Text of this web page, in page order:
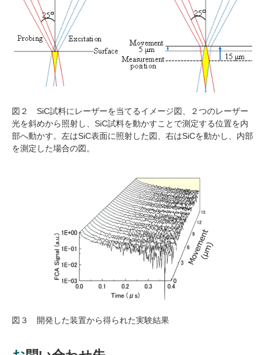
図２ SiC試料にレーザーを当てるイメージ図、２つのレーザー
光を斜めから照射し、SiC試料を動かすことで測定する位置を内
部へ動かす。左はSiC表面に照射した図、右はSiCを動かし、内部
を測定した場合の図。
図３ 開発した装置から得られた実験結果